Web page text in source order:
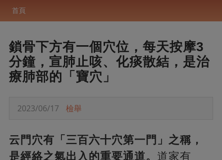
首頁
鎖骨下方有一個穴位，每天按摩3
分鐘，宣肺止咳、化痰散結，是治
療肺部的「寶穴」
2023/06/17 檢舉
云門穴有「三百六十穴第一門」之稱，
是經絡之氣出入的重要通道。 道家有